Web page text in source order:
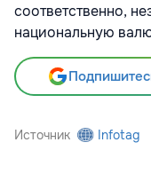
соответственно,
национальную
Источник Infotag